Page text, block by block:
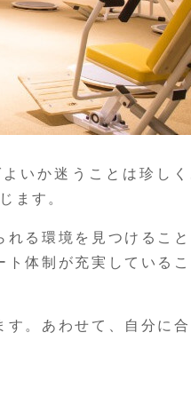
いか迷うことは珍し
ます。
る環境を見つけるこ
体制が充実している
。あわせて、自分に